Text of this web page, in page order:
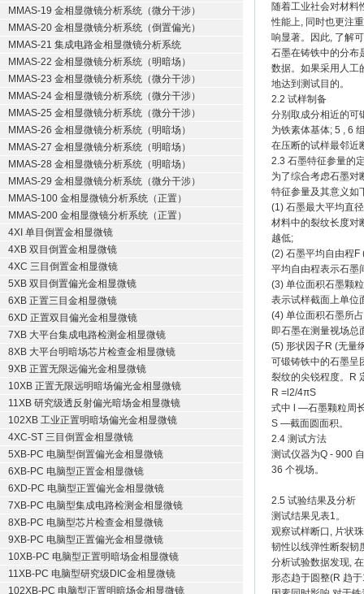
MMAS-19 金相显微镜分析系统（微分干涉）
MMAS-20 金相显微镜分析系统（倒置偏光）
MMAS-21 集成电路金相显微镜分析系统
MMAS-22 金相显微镜分析系统（明暗场）
MMAS-23 金相显微镜分析系统（微分干涉）
MMAS-24 金相显微镜分析系统（微分干涉）
MMAS-25 金相显微镜分析系统（微分干涉）
MMAS-26 金相显微镜分析系统（明暗场）
MMAS-27 金相显微镜分析系统（明暗场）
MMAS-28 金相显微镜分析系统（明暗场）
MMAS-29 金相显微镜分析系统（微分干涉）
MMAS-100 金相显微镜分析系统（正置）
MMAS-200 金相显微镜分析系统（正置）
4XI 单目倒置金相显微镜
4XB 双目倒置金相显微镜
4XC 三目倒置金相显微镜
5XB 双目倒置偏光金相显微镜
6XB 正置三目金相显微镜
6XD 正置双目偏光金相显微镜
7XB 大平台集成电路检测金相显微镜
8XB 大平台明暗场芯片检查金相显微镜
9XB 正置无限远偏光金相显微镜
10XB 正置无限远明暗场偏光金相显微镜
11XB 研究级透反射偏光暗场金相显微镜
102XB 工业正置明暗场偏光金相显微镜
4XC-ST 三目倒置金相显微镜
5XB-PC 电脑型倒置偏光金相显微镜
6XB-PC 电脑型正置金相显微镜
6XD-PC 电脑型正置偏光金相显微镜
7XB-PC 电脑型集成电路检测金相显微镜
8XB-PC 电脑型芯片检查金相显微镜
9XB-PC 电脑型正置偏光金相显微镜
10XB-PC 电脑型正置明暗场金相显微镜
11XB-PC 电脑型研究级DIC金相显微镜
102XB-PC 电脑型正置明暗场金相显微镜
随着工业社会对材料
性能上, 同时也更注
响显著。因此, 了解
石墨在铸铁中的分布
数据。如果采用人工
地达到测试目的。
2.2 试样制备
分别取成分相近的可
为铁素体基体; 5 , 6
在压断的试样最邻近
2.3 石墨特征参量的
为了综合考虑石墨对
特征参量及其意义如
(1) 石墨最大平均直
材料中的裂纹长度对
越低;
(2) 石墨平均自由程F
平均自由程表示石墨
(3) 单位面积石墨颗
表示试样截面上单位
(4) 单位面积石墨所
即石墨在测量视场总
(5) 形状因子R (无量
可锻铸铁中的石墨呈
裂纹的尖锐程度。R
R =l2/4πS
式中 l —石墨颗粒周
S —截面圆面积。
2.4 测试方法
测试仪器为Q - 900
36 个视场。
2.5 试验结果及分析
测试结果见表1。
观察试样断口, 片状
韧性以线弹性断裂韧
分析试验数据发现,
形态趋于圆整(R 趋